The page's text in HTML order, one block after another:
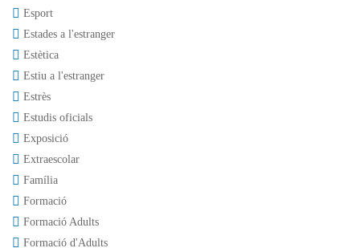
Esport
Estades a l'estranger
Estètica
Estiu a l'estranger
Estrès
Estudis oficials
Exposició
Extraescolar
Família
Formació
Formació Adults
Formació d'Adults